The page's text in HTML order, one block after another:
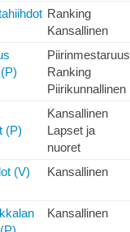
Ranking
Kansallinen
Piirinmestaruus
Ranking
Piirikunnallinen
(P)
Kansallinen
Lapset ja
nuoret
(V) Kansallinen
Kansallinen